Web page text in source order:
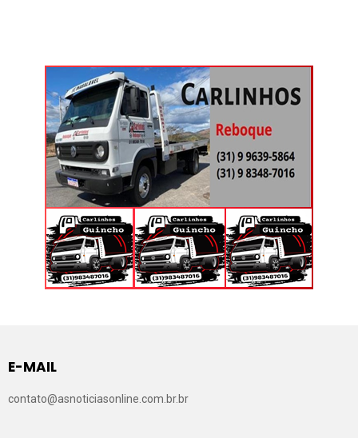
E-MAIL
contato@asnoticiasonline.com.br.br